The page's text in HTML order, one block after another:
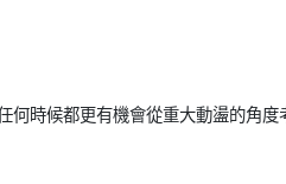
時候都更有機會從重大動盪的角度